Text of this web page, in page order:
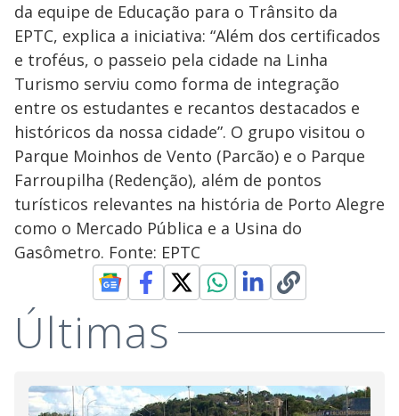
da equipe de Educação para o Trânsito da
EPTC, explica a iniciativa: “Além dos certificados
e troféus, o passeio pela cidade na Linha
Turismo serviu como forma de integração
entre os estudantes e recantos destacados e
históricos da nossa cidade”. O grupo visitou o
Parque Moinhos de Vento (Parcão) e o Parque
Farroupilha (Redenção), além de pontos
turísticos relevantes na história de Porto Alegre
como o Mercado Pública e a Usina do
Gasômetro. Fonte: EPTC
Últimas